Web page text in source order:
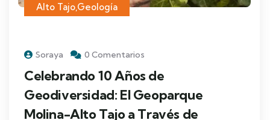
Alto Tajo,Geología
Soraya 0 Comentarios
Celebrando 10 Años de
Geodiversidad: El Geoparque
Molina-Alto Tajo a Través de